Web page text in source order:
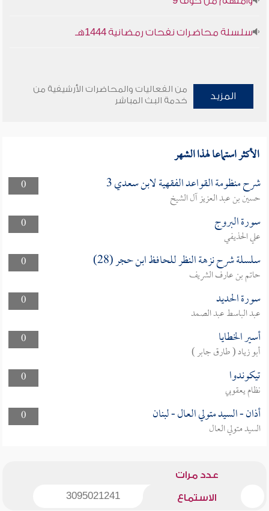
سلسلة محاضرات نفحات رمضانية 1444هـ
المزيد
من الفعاليات والمحاضرات الأرشيفية من
خدمة البث المباشر
الأكثر استماعا لهذا الشهر
0 شرح منظومة القواعد الفقهية لابن سعدي 3
حسين بن عبد العزيز آل الشيخ
0
سورة البروج
علي الحذيفي
0
سلسلة شرح نزهة النظر للحافظ ابن حجر (28)
حاتم بن عارف الشريف
0
سورة الحديد
عبد الباسط عبد الصمد
0
أسير الخطايا
أبو زياد ( طارق جابر )
0
تيكوندوا
نظام يعقوبي
0
أذان - السيد متولي العال - لبنان
السيد متولي العال
عدد مرات
الاستماع 3095021241